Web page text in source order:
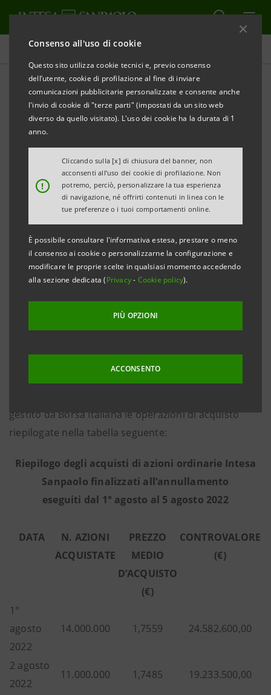
Consenso all'uso di cookie
Questo sito utilizza cookie tecnici e, previo consenso
dell’utente, cookie di profilazione al fine di inviare
comunicazioni pubblicitarie personalizzate e consente anche
l'invio di cookie di "terze parti" (impostati da un sito web
diverso da quello visitato). L'uso dei cookie ha la durata di 1
anno.
!
Cliccando sulla [x] di chiusura del banner, non
acconsenti all’uso dei cookie di profilazione. Non
potremo, perciò, personalizzare la tua esperienza
di navigazione, né offrirti contenuti in linea con le
tue preferenze o i tuoi comportamenti online.
È possibile consultare l'informativa estesa, prestare o meno
il consenso ai cookie o personalizzarne la configurazione e
modificare le proprie scelte in qualsiasi momento accedendo
alla sezione dedicata (Privacy- Cookie policy).
PIÙ OPZIONI
ACCONSENTO
Comunicati stampa
STAMPA AGGIORNA
INTESA SANPAOLO: ESECUZIONE DEL PROGRAMMA
DI ACQUISTO DI AZIONI PROPRIE FINALIZZATO
ALL’ANNULLAMENTO NEL PERIODO 1° AGOSTO - 5
AGOSTO 2022
Torino, Milano, 8 agosto 2022– Intesa Sanpaolo, in
relazione all’esecuzione del programma di acquisto di
azioni proprie finalizzato all’annullamento (
comunicato al mercato il 24 giugno 2022 e avviato il 4
luglio 2022, informa, ai sensi dell’art. 2 del
Regolamento Delegato UE 2016/1052 della
Commissione dell’ 8 marzo 2016, che nel periodo dal
1° agosto al 5 agosto 2022 - in base alle informazioni
gestito da Borsa Italiana le operazioni di acquisto
riepilogate nella tabella seguente:
Riepilogo degli acquisti di azioni ordinarie Intesa
Sanpaolo finalizzati all’annullamento
eseguiti dal 1° agosto al 5 agosto 2022
DATA
N. AZIONI
ACQUISTATE
PREZZO
MEDIO
D’ACQUISTO
(€)
CONTROVALORE
(€)
1°
agosto
2022
14.000.000 1,7559 24.582.600,00
2 agosto
2022
11.000.000 1,7485 19.233.500,00